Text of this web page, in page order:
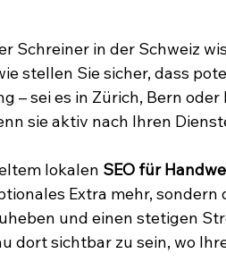
Schreiner in der Schweiz
stellen Sie sicher, dass
– sei es in Zürich, Bern
sie aktiv nach Ihren
lokalen SEO für
Extra mehr,
und einen stetigen
dort sichtbar zu sein, wo